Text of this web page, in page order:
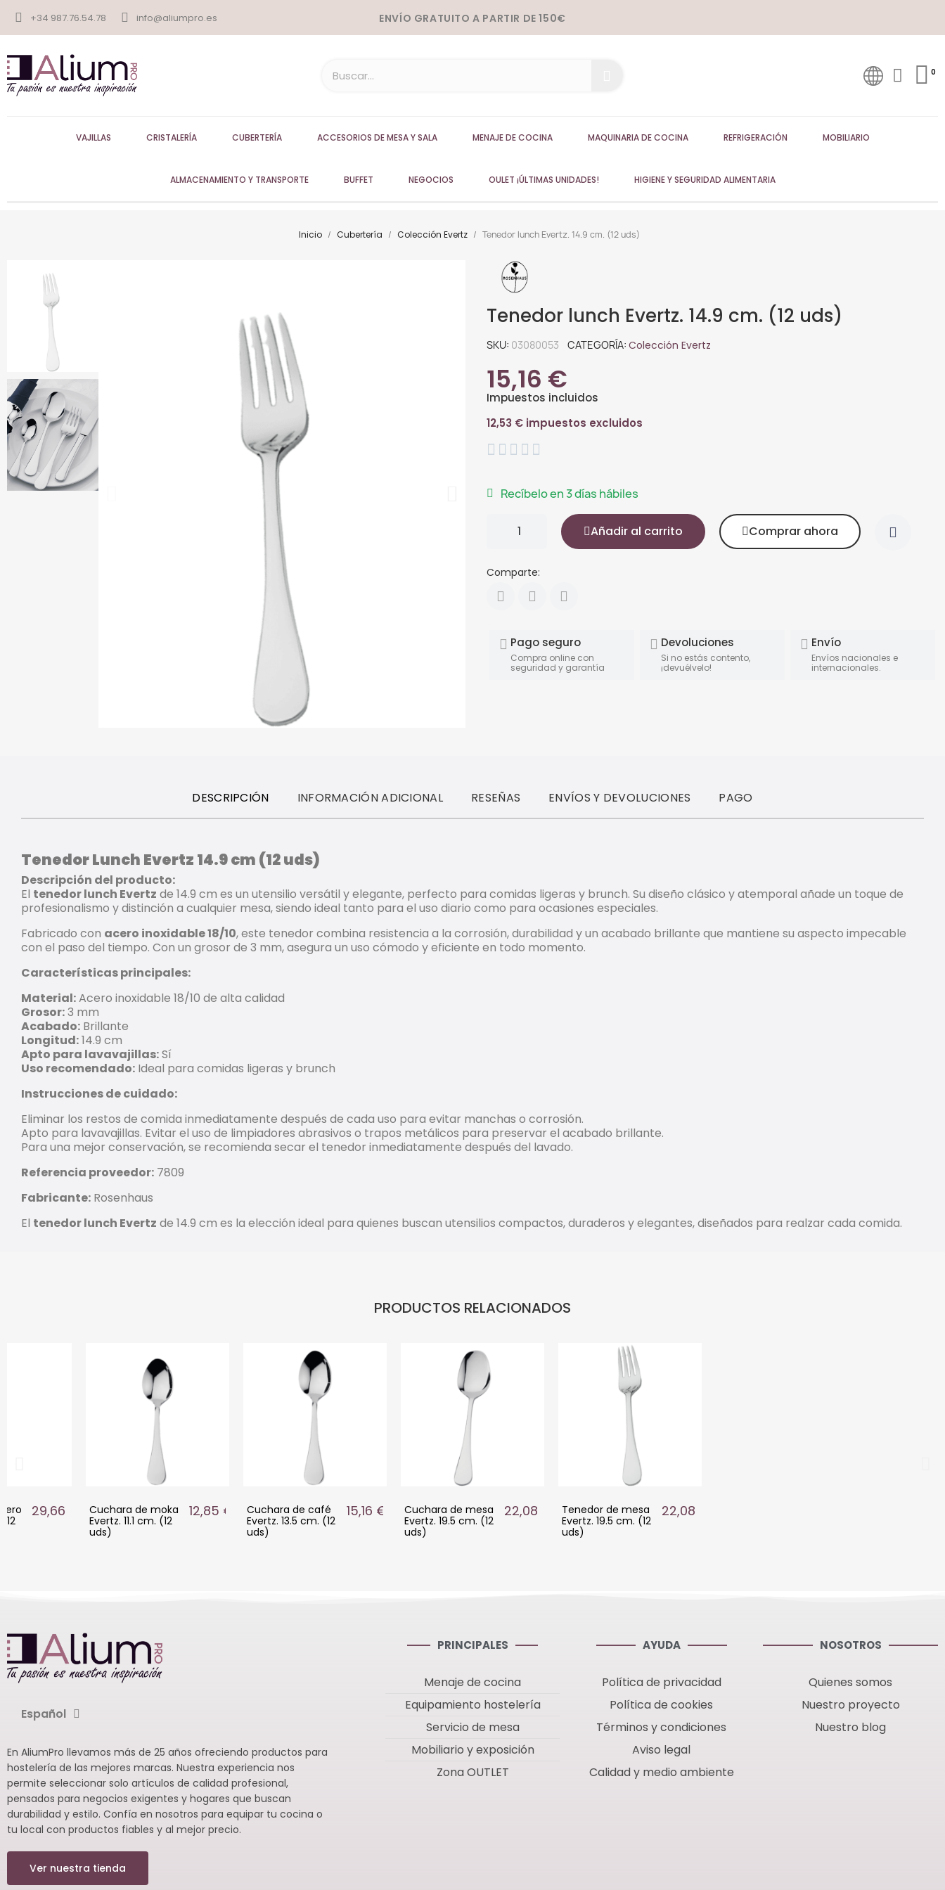
+34 987.76.54.78 info@aliumpro.es ENVÍO GRATUITO A PARTIR DE 150€
VAJILLAS CRISTALERÍA CUBERTERÍA ACCESORIOS DE MESA Y SALA MENAJE DE COCINA MAQUINARIA DE COCINA REFRIGERACIÓN MOBILIARIO
ALMACENAMIENTO Y TRANSPORTE BUFFET NEGOCIOS OULET ¡ÚLTIMAS UNIDADES! HIGIENE Y SEGURIDAD ALIMENTARIA
Inicio Cubertería Colección Evertz Tenedor lunch Evertz. 14.9 cm. (12 uds)
Tenedor lunch Evertz. 14.9 cm. (12 uds)
SKU 03080053 CATEGORÍA Colección Evertz
15,16 €
Impuestos incluidos
12,53 € impuestos excluidos
    
Recíbelo en 3 días hábiles
Añadir al carrito Comprar ahora
Comparte:
Pago seguro
Compra online con
seguridad y garantía
Devoluciones
Si no estás contento,
¡devuélvelo!
Envío
Envíos nacionales e
internacionales.
DESCRIPCIÓN INFORMACIÓN ADICIONAL RESEÑAS ENVÍOS Y DEVOLUCIONES PAGO
Tenedor Lunch Evertz 14.9 cm (12 uds)
Descripción del producto:
El tenedor lunch Evertz de 14.9 cm es un utensilio versátil y elegante, perfecto para comidas ligeras y brunch. Su diseño clásico y atemporal añade un toque de
profesionalismo y distinción a cualquier mesa, siendo ideal tanto para el uso diario como para ocasiones especiales.
Fabricado con acero inoxidable 18/10, este tenedor combina resistencia a la corrosión, durabilidad y un acabado brillante que mantiene su aspecto impecable
con el paso del tiempo. Con un grosor de 3 mm, asegura un uso cómodo y eficiente en todo momento.
Características principales:
Material:Acero inoxidable 18/10 de alta calidad
Grosor:3 mm
Acabado: Brillante
Longitud:14.9 cm
Apto para lavavajillas:Sí
Uso recomendado: Ideal para comidas ligeras y brunch
Instrucciones de cuidado:
Eliminar los restos de comida inmediatamente después de cada uso para evitar manchas o corrosión.
Apto para lavavajillas. Evitar el uso de limpiadores abrasivos o trapos metálicos para preservar el acabado brillante.
Para una mejor conservación, se recomienda secar el tenedor inmediatamente después del lavado.
Referencia proveedor: 7809
Fabricante: Rosenhaus
El tenedor lunch Evertz de 14.9 cm es la elección ideal para quienes buscan utensilios compactos, duraderos y elegantes, diseñados para realzar cada comida.
PRODUCTOS RELACIONADOS
29,66 €
Cuchara de moka
Evertz. 11.1 cm. (12
uds)
12,85 €
Cuchara de café
Evertz. 13.5 cm. (12
uds)
15,16 €
Cuchara de mesa
Evertz. 19.5 cm. (12
uds)
22,08 €
Tenedor de mesa
Evertz. 19.5 cm. (12
uds)
22,08 €
Español
En AliumPro llevamos más de 25 años ofreciendo productos para
hostelería de las mejores marcas. Nuestra experiencia nos
permite seleccionar solo artículos de calidad profesional,
pensados para negocios exigentes y hogares que buscan
durabilidad y estilo. Confía en nosotros para equipar tu cocina o
tu local con productos fiables y al mejor precio.
Ver nuestra tienda
PRINCIPALES
Menaje de cocina
Equipamiento hostelería
Servicio de mesa
Mobiliario y exposición
Zona OUTLET
AYUDA
Política de privacidad
Política de cookies
Términos y condiciones
Aviso legal
Calidad y medio ambiente
NOSOTROS
Quienes somos
Nuestro proyecto
Nuestro blog